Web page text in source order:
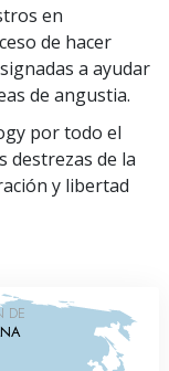
en
de hacer
a ayudar
de angustia.
por todo el
destrezas de la
y libertad
DE